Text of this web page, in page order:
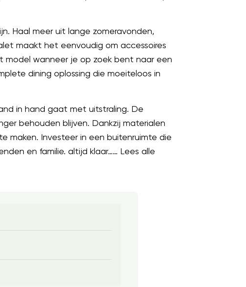
Haal meer uit lange zomeravonden,
maakt het eenvoudig om accessoires
model wanneer je op zoek bent naar een
dining oplossing die moeiteloos in
in hand gaat met uitstraling. De
behouden blijven. Dankzij materialen
maken. Investeer in een buitenruimte die
en familie. altijd klaar…… Lees alle